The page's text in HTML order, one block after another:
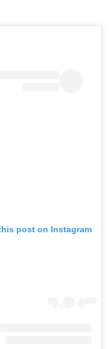
post on Instagram